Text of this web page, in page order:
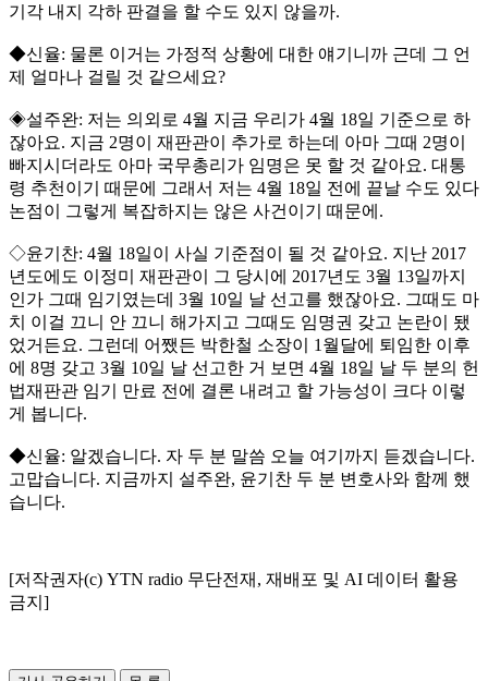
기각 내지 각하 판결을 할 수도 있지 않을까.
◆신율: 물론 이거는 가정적 상황에 대한 얘기니까 근데 그 언
제 얼마나 걸릴 것 같으세요?
◈설주완: 저는 의외로 4월 지금 우리가 4월 18일 기준으로 하
잖아요. 지금 2명이 재판관이 추가로 하는데 아마 그때 2명이
빠지시더라도 아마 국무총리가 임명은 못 할 것 같아요. 대통
령 추천이기 때문에 그래서 저는 4월 18일 전에 끝날 수도 있다
논점이 그렇게 복잡하지는 않은 사건이기 때문에.
◇윤기찬: 4월 18일이 사실 기준점이 될 것 같아요. 지난 2017
년도에도 이정미 재판관이 그 당시에 2017년도 3월 13일까지
인가 그때 임기였는데 3월 10일 날 선고를 했잖아요. 그때도 마
치 이걸 끄니 안 끄니 해가지고 그때도 임명권 갖고 논란이 됐
었거든요. 그런데 어쨌든 박한철 소장이 1월달에 퇴임한 이후
에 8명 갖고 3월 10일 날 선고한 거 보면 4월 18일 날 두 분의 헌
법재판관 임기 만료 전에 결론 내려고 할 가능성이 크다 이렇
게 봅니다.
◆신율: 알겠습니다. 자 두 분 말씀 오늘 여기까지 듣겠습니다.
고맙습니다. 지금까지 설주완, 윤기찬 두 분 변호사와 함께 했
습니다.
[저작권자(c) YTN radio 무단전재, 재배포 및 AI 데이터 활용
금지]